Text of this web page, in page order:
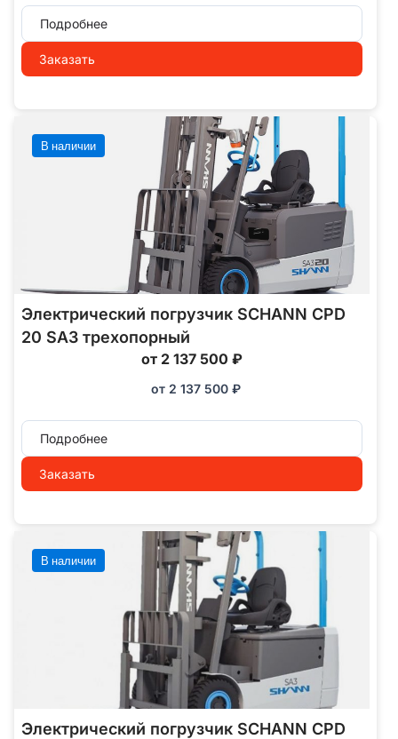
Подробнее
Заказать
В наличии
Электрический погрузчик SCHANN CPD
20 SA3 трехопорный
от 2 137 500 ₽
от 2 137 500 ₽
Подробнее
Заказать
В наличии
Электрический погрузчик SCHANN CPD